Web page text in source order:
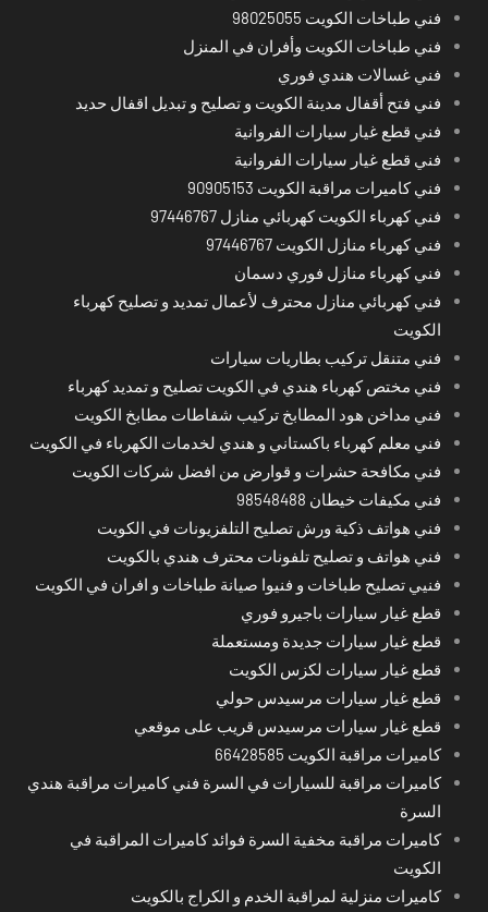
فني طباخات الكويت 98025055
فني طباخات الكويت وأفران في المنزل
فني غسالات هندي فوري
فني فتح أقفال مدينة الكويت و تصليح و تبديل اقفال حديد
فني قطع غيار سيارات الفروانية
فني قطع غيار سيارات الفروانية
فني كاميرات مراقبة الكويت 90905153
فني كهرباء الكويت كهربائي منازل 97446767
فني كهرباء منازل الكويت 97446767
فني كهرباء منازل فوري دسمان
فني كهربائي منازل محترف لأعمال تمديد و تصليح كهرباء
الكويت
فني متنقل تركيب بطاريات سيارات
فني مختص كهرباء هندي في الكويت تصليح و تمديد كهرباء
فني مداخن هود المطابخ تركيب شفاطات مطابخ الكويت
فني معلم كهرباء باكستاني و هندي لخدمات الكهرباء في الكويت
فني مكافحة حشرات و قوارض من افضل شركات الكويت
فني مكيفات خيطان 98548488
فني هواتف ذكية ورش تصليح التلفزيونات في الكويت
فني هواتف و تصليح تلفونات محترف هندي بالكويت
فنيي تصليح طباخات و فنيوا صيانة طباخات و افران في الكويت
قطع غيار سيارات باجيرو فوري
قطع غيار سيارات جديدة ومستعملة
قطع غيار سيارات لكزس الكويت
قطع غيار سيارات مرسيدس حولي
قطع غيار سيارات مرسيدس قريب على موقعي
كاميرات مراقبة الكويت 66428585
كاميرات مراقبة للسيارات في السرة فني كاميرات مراقبة هندي
السرة
كاميرات مراقبة مخفية السرة فوائد كاميرات المراقبة في
الكويت
كاميرات منزلية لمراقبة الخدم و الكراج بالكويت